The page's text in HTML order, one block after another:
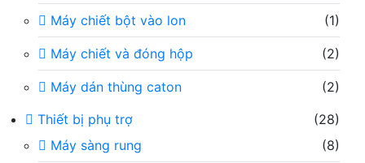
Máy chiết bột vào lon (1)
Máy chiết và đóng hộp (2)
Máy dán thùng caton
(2)
Thiết bị phụ trợ
(28)
Máy sàng rung
(8)